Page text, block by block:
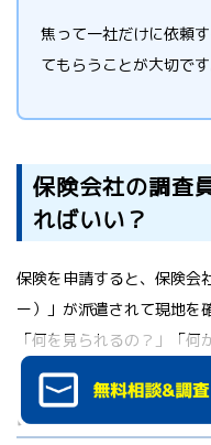
焦って一社だけに依頼
てもらうことが大切です
保険会社の調査
ればいい？
保険を申請すると、保険会
ー）」が派遣されて現地を
「何を見られるの？」「
る方も多いので、流れを知
調査員が確認するポ